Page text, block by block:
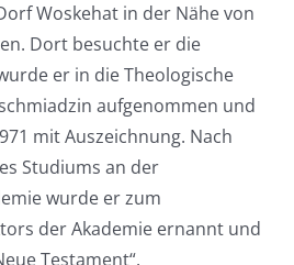
Woskehat in der Nähe von
Dort besuchte er die
er in die Theologische
aufgenommen und
mit Auszeichnung. Nach
Studiums an der
wurde er zum
der Akademie ernannt und
Testament“.